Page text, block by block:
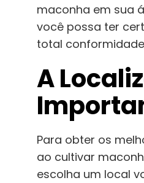
maconha em sua
você possa ter
total
A
Para obter os
ao cultivar
escolha um local